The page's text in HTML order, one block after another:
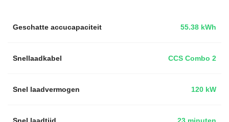
55.38 kWh
Geschatte accucapaciteit
Snellaadkabel CCS Combo 2
Snel laadvermogen 120 kW